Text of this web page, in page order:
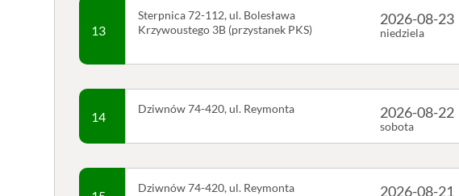
13
Sterpnica 72-112, ul. Bolesława
Krzywoustego 3B (przystanek PKS)
2026-08-23
niedziela
14 Dziwnów 74-420, ul. Reymonta 2026-08-22
sobota
Dziwnów 74-420, ul. Reymonta 2026-08-21